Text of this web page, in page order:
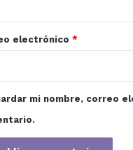
electrónico *
mi nombre, correo